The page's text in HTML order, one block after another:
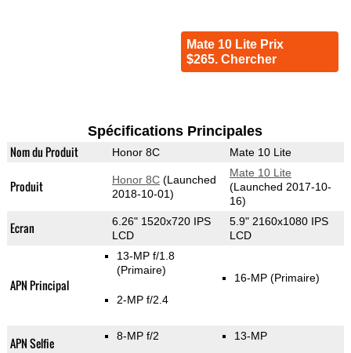
Mate 10 Lite Prix
$265. Chercher
Spécifications Principales
Nom du Produit Honor 8C Mate 10 Lite
Produit Honor 8C(Launched
2018-10-01)
Mate 10 Lite
(Launched 2017-10-
16)
Ecran
6.26" 1520x720 IPS
LCD
5.9" 2160x1080 IPS
LCD
APN Principal
13-MP f/1.8
(Primaire)
2-MP f/2.4
16-MP (Primaire)
APN Selfie 8-MP f/2 13-MP